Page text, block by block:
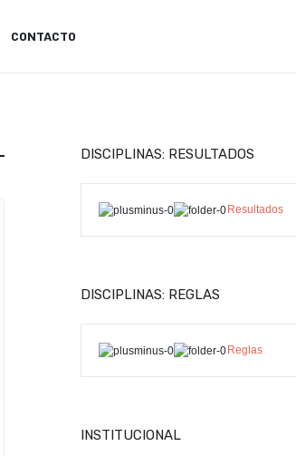
CONTACTO
DISCIPLINAS: RESULTADOS
Resultados
DISCIPLINAS: REGLAS
Reglas
INSTITUCIONAL